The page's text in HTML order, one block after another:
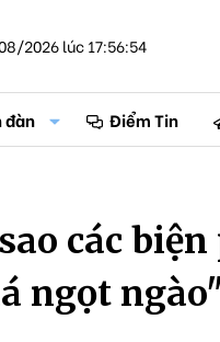
2026 lúc 17:56:54
đàn Điểm Tin
các
ngọt